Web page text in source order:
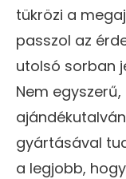
tükrözi a
passzol az
utolsó sorban
Nem
gyártásával
a legjobb,